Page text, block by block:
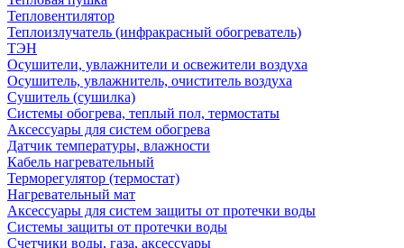
Тепловентилятор
Теплоизлучатель (инфракрасный обогреватель)
ТЭН
Осушители, увлажнители и освежители воздуха
Осушитель, увлажнитель, очиститель воздуха
Сушитель (сушилка)
Системы обогрева, теплый пол, термостаты
Аксессуары для систем обогрева
Датчик температуры, влажности
Кабель нагревательный
Терморегулятор (термостат)
Нагревательный мат
Аксессуары для систем защиты от протечки воды
Системы защиты от протечки воды
Счетчики воды, газа, аксессуары